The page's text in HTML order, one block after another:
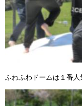
ふわふわドームは１番人